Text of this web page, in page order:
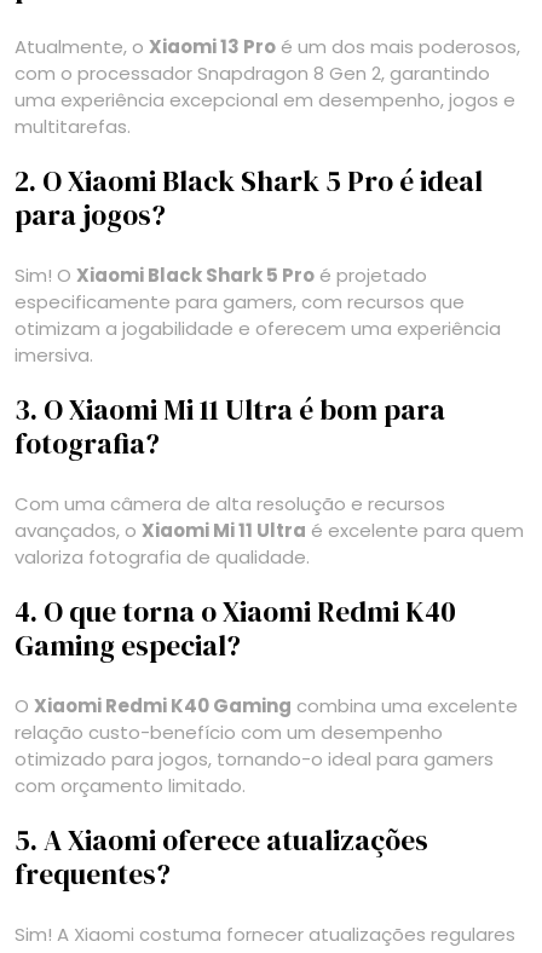
Atualmente, o Xiaomi 13 Pro é um dos mais poderosos,
com o processador Snapdragon 8 Gen 2, garantindo
uma experiência excepcional em desempenho, jogos e
multitarefas.
2. O Xiaomi Black Shark 5 Pro é ideal
para jogos?
Sim! O Xiaomi Black Shark 5 Pro é projetado
especificamente para gamers, com recursos que
otimizam a jogabilidade e oferecem uma experiência
imersiva.
3. O Xiaomi Mi 11 Ultra é bom para
fotografia?
Com uma câmera de alta resolução e recursos
avançados, o Xiaomi Mi 11 Ultra é excelente para quem
valoriza fotografia de qualidade.
4. O que torna o Xiaomi Redmi K40
Gaming especial?
O Xiaomi Redmi K40 Gaming combina uma excelente
relação custo-benefício com um desempenho
otimizado para jogos, tornando-o ideal para gamers
com orçamento limitado.
5. A Xiaomi oferece atualizações
frequentes?
Sim! A Xiaomi costuma fornecer atualizações regulares